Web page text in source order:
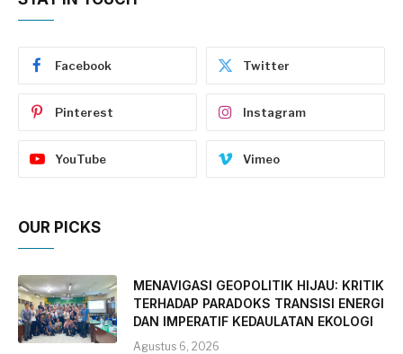
Facebook Twitter
Pinterest Instagram
YouTube Vimeo
OUR PICKS
MENAVIGASI GEOPOLITIK HIJAU: KRITIK
TERHADAP PARADOKS TRANSISI ENERGI
DAN IMPERATIF KEDAULATAN EKOLOGI
Agustus 6, 2026